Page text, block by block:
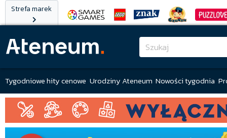
Strefa marek
Tygodniowe hity cenowe Urodziny Ateneum Nowości tygodnia